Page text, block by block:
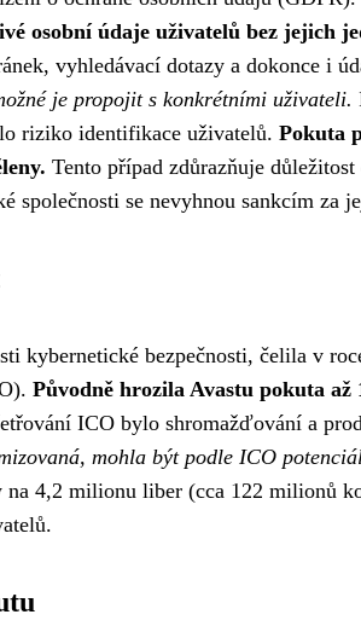
osobní údaje uživatelů bez jejich
vyhledávací dotazy a dokonce i
je propojit s konkrétními uživateli.
riziko identifikace uživatelů. Pokuta
Tento případ zdůrazňuje
společnosti se nevyhnou sankcím za
kybernetické bezpečnosti, čelila v
Původně hrozila Avastu pokuta
ICO bylo shromažďování a
mohla být podle ICO
4,2 milionu liber (cca 122 milionů